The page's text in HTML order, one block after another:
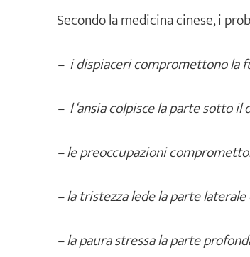
Secondo la medicina cinese, i
– i dispiaceri compromettono la
– l ‘ansia colpisce la parte sotto il
– le preoccupazioni
– la tristezza lede la parte
– la paura stressa la parte